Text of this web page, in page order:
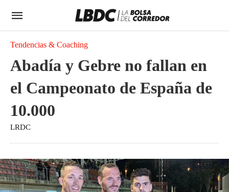
Tendencias & Coaching
Abadía y Gebre no fallan en
el Campeonato de España de
10.000
LRDC